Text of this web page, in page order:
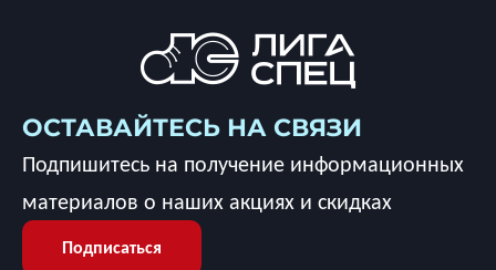
ОСТАВАЙТЕСЬ НА СВЯЗИ
Подпишитесь на получение информационных
материалов о наших акциях и скидках
Подписаться